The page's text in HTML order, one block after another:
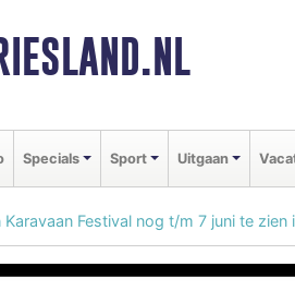
Specials Sport Uitgaan
Festival nog t/m 7 juni te